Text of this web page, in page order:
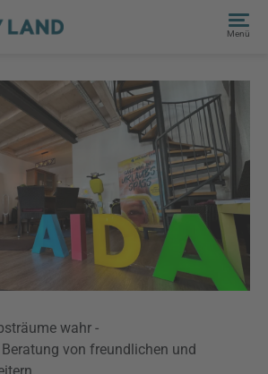
Menü
wahr -
von freundlichen und